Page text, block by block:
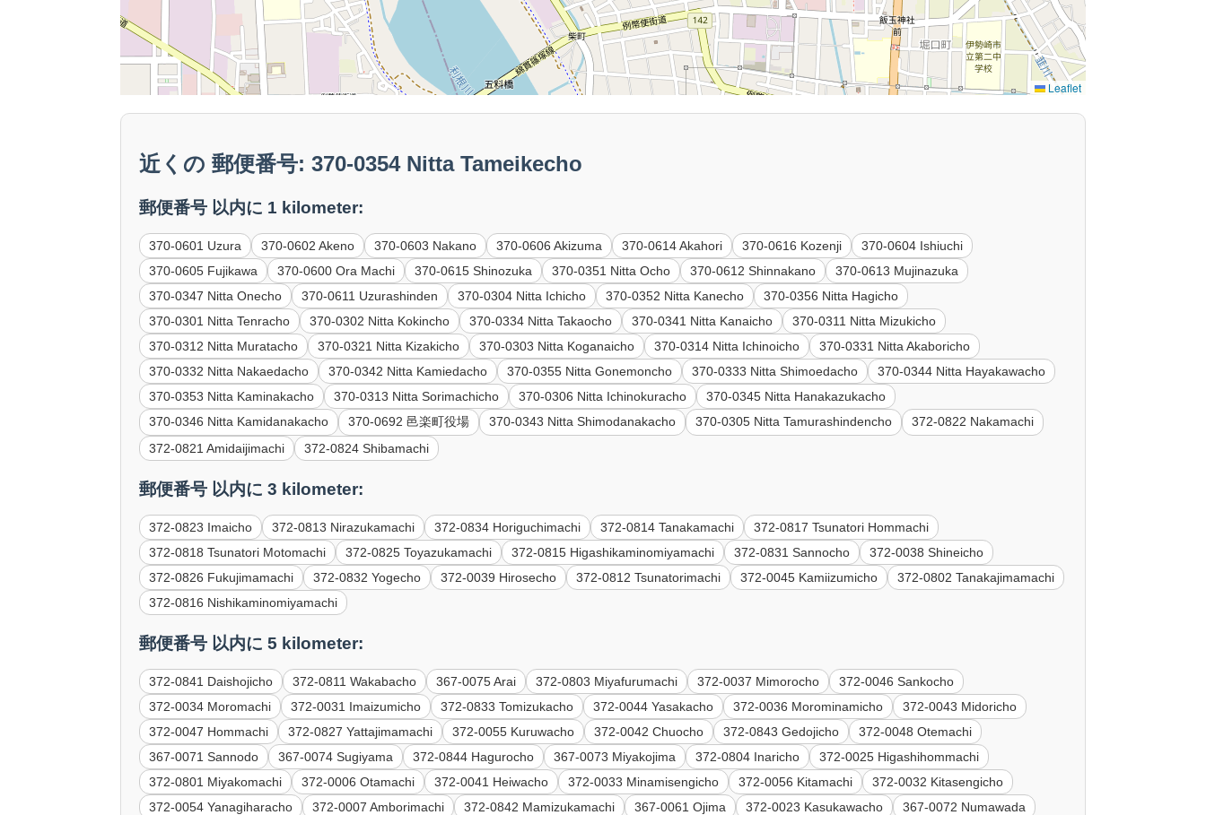
Leaflet
近くの 郵便番号: 370-0354 Nitta Tameikecho
郵便番号 以内に 1 kilometer:
370-0601 Uzura 370-0602 Akeno 370-0603 Nakano 370-0606 Akizuma 370-0614 Akahori 370-0616 Kozenji
370-0604 Ishiuchi
370-0605 Fujikawa
370-0600 Ora Machi 370-0615 Shinozuka 370-0351 Nitta Ocho 370-0612 Shinnakano
370-0613 Mujinazuka
370-0347 Nitta Onecho
370-0611 Uzurashinden 370-0304 Nitta Ichicho 370-0352 Nitta Kanecho
370-0356 Nitta Hagicho
370-0301 Nitta Tenracho
370-0302 Nitta Kokincho 370-0334 Nitta Takaocho 370-0341 Nitta Kanaicho
370-0311 Nitta Mizukicho
370-0312 Nitta Muratacho
370-0321 Nitta Kizakicho 370-0303 Nitta Koganaicho 370-0314 Nitta Ichinoicho
370-0331 Nitta Akaboricho
370-0332 Nitta Nakaedacho
370-0342 Nitta Kamiedacho 370-0355 Nitta Gonemoncho 370-0333 Nitta Shimoedacho
370-0344 Nitta Hayakawacho
370-0353 Nitta Kaminakacho
370-0313 Nitta Sorimachicho 370-0306 Nitta Ichinokuracho
370-0345 Nitta Hanakazukacho
370-0346 Nitta Kamidanakacho
370-0692 邑楽町役場 370-0343 Nitta Shimodanakacho 370-0305 Nitta Tamurashindencho
372-0822 Nakamachi
372-0821 Amidaijimachi
372-0824 Shibamachi
郵便番号 以内に 3 kilometer:
372-0823 Imaicho 372-0813 Nirazukamachi 372-0834 Horiguchimachi 372-0814 Tanakamachi
372-0817 Tsunatori Hommachi
372-0818 Tsunatori Motomachi
372-0825 Toyazukamachi 372-0815 Higashikaminomiyamachi 372-0831 Sannocho
372-0038 Shineicho
372-0826 Fukujimamachi
372-0832 Yogecho 372-0039 Hirosecho 372-0812 Tsunatorimachi 372-0045 Kamiizumicho
372-0802 Tanakajimamachi
372-0816 Nishikaminomiyamachi
郵便番号 以内に 5 kilometer:
372-0841 Daishojicho 372-0811 Wakabacho 367-0075 Arai 372-0803 Miyafurumachi 372-0037 Mimorocho
372-0046 Sankocho
372-0034 Moromachi
372-0031 Imaizumicho 372-0833 Tomizukacho 372-0044 Yasakacho 372-0036 Morominamicho
372-0043 Midoricho
372-0047 Hommachi
372-0827 Yattajimamachi 372-0055 Kuruwacho 372-0042 Chuocho 372-0843 Gedojicho
372-0048 Otemachi
367-0071 Sannodo
367-0074 Sugiyama 372-0844 Hagurocho 367-0073 Miyakojima 372-0804 Inaricho
372-0025 Higashihommachi
372-0801 Miyakomachi
372-0006 Otamachi 372-0041 Heiwacho 372-0033 Minamisengicho 372-0056 Kitamachi
372-0032 Kitasengicho
372-0054 Yanagiharacho
372-0007 Amborimachi 372-0842 Mamizukamachi 367-0061 Ojima 372-0023 Kasukawacho
367-0072 Numawada